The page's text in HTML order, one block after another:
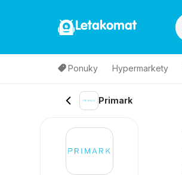
Letakomat
Ponuky Hypermarkety
Primark